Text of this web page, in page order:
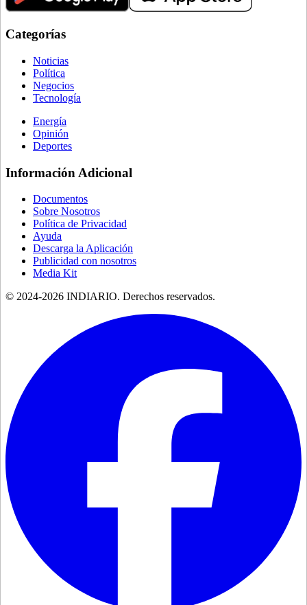
Categorías
Noticias
Política
Negocios
Tecnología
Energía
Opinión
Deportes
Información Adicional
Documentos
Sobre Nosotros
Política de Privacidad
Ayuda
Descarga la Aplicación
Publicidad con nosotros
Media Kit
© 2024-2026 INDIARIO. Derechos reservados.